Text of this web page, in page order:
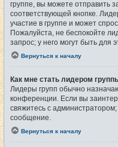
группе, вы можете отправить
соответствующей кнопке.
участие в группе и может
Пожалуйста, не беспокойте
запрос; у него могут быть для
Вернуться к началу
Как мне стать лидером
Лидеры групп обычно
конференции. Если вы
свяжитесь с
сообщение.
Вернуться к началу